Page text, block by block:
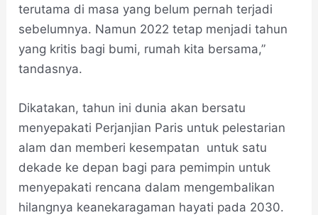
terutama di masa yang belum pernah terjadi
sebelumnya. Namun 2022 tetap menjadi tahun
yang kritis bagi bumi, rumah kita bersama,”
tandasnya.
Dikatakan, tahun ini dunia akan bersatu
menyepakati Perjanjian Paris untuk pelestarian
alam dan memberi kesempatan untuk satu
dekade ke depan bagi para pemimpin untuk
menyepakati rencana dalam mengembalikan
hilangnya keanekaragaman hayati pada 2030.